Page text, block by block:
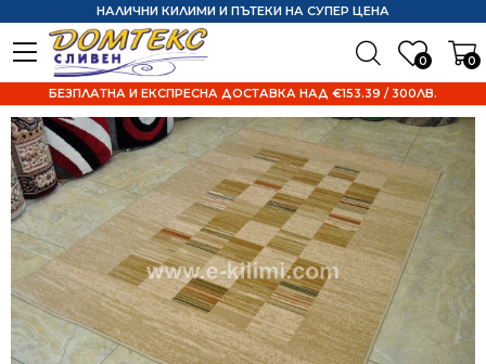
0 0
НАЛИЧНИ КИЛИМИ И ПЪТЕКИ НА СУПЕР ЦЕНА
БЕЗПЛАТНА И ЕКСПРЕСНА ДОСТАВКА НАД €153.39 / 300ЛВ.